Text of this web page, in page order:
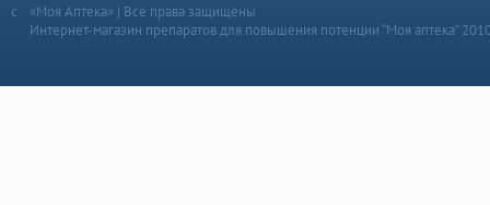
«Моя Аптека» | Все права защищены
Интернет-магазин препаратов для повышения потенции “Моя аптека”